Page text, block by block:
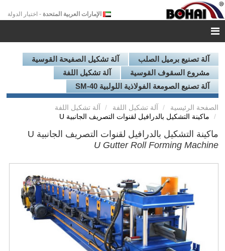
الإمارات العربية المتحدة - اختيار الدولة
آلة تصنيع برميل الصلب
آلة تشكيل الصفيحة القوسية
مشروع السقوف القوسية
آلة تشكيل اللفة
آلة تصنيع الصومعة الفولاذية اللولبية SM-40
الصفحة الرئيسية آلة تشكيل اللفة
آلة تشكيل اللفة
ماكينة التشكيل بالدرافيل لقنوات التصريف الجانبية U
ماكينة التشكيل بالدرافيل لقنوات التصريف الجانبية U
U Gutter Roll Forming Machine